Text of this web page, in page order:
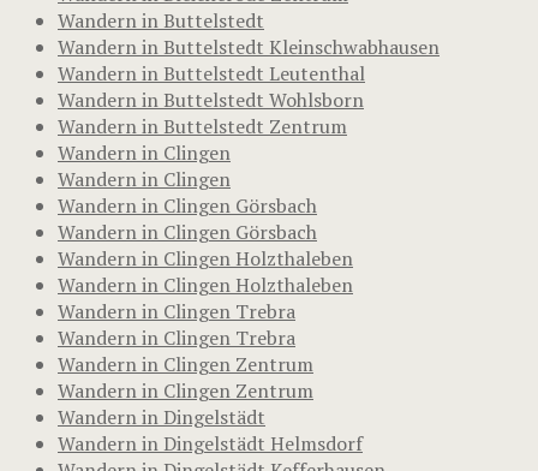
Wandern in Buttelstedt
Wandern in Buttelstedt Kleinschwabhausen
Wandern in Buttelstedt Leutenthal
Wandern in Buttelstedt Wohlsborn
Wandern in Buttelstedt Zentrum
Wandern in Clingen
Wandern in Clingen
Wandern in Clingen Görsbach
Wandern in Clingen Görsbach
Wandern in Clingen Holzthaleben
Wandern in Clingen Holzthaleben
Wandern in Clingen Trebra
Wandern in Clingen Trebra
Wandern in Clingen Zentrum
Wandern in Clingen Zentrum
Wandern in Dingelstädt
Wandern in Dingelstädt Helmsdorf